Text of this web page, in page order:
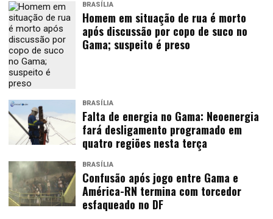
BRASÍLIA
Homem em situação de rua é morto
após discussão por copo de suco no
Gama; suspeito é preso
BRASÍLIA
Falta de energia no Gama: Neoenergia
fará desligamento programado em
quatro regiões nesta terça
BRASÍLIA
Confusão após jogo entre Gama e
América-RN termina com torcedor
esfaqueado no DF